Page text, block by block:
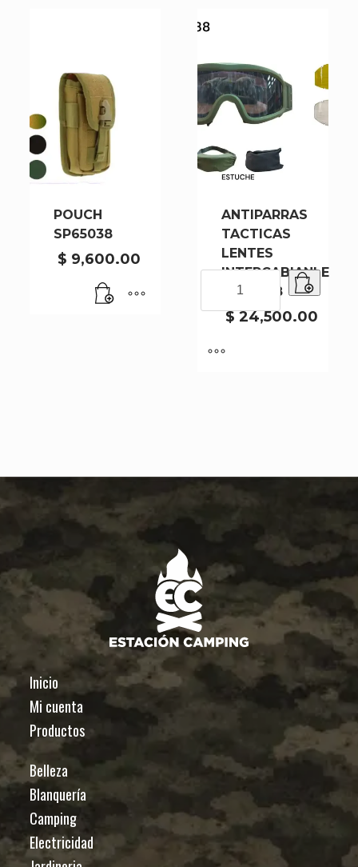
POUCH
SP65038
$ 9,600.00
ANTIPARRAS
TACTICAS
LENTES
INTERCABIANLE
ST42788
$24,500.00
TACTICAS
LENTES
ST42788
Inicio
Mi cuenta
Productos
Belleza
Blanquería
Camping
Electricidad